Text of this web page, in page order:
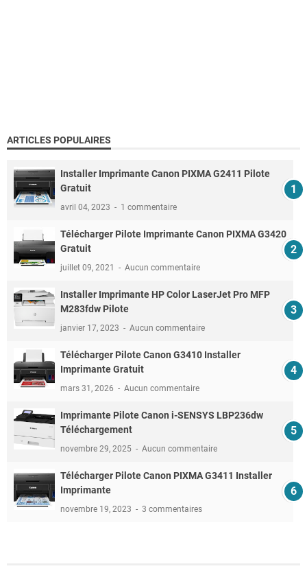
ARTICLES POPULAIRES
Installer Imprimante Canon PIXMA G2411 Pilote
Gratuit
avril 04, 2023 1 commentaire
Télécharger Pilote Imprimante Canon PIXMA G3420
Gratuit
juillet 09, 2021 Aucun commentaire
Installer Imprimante HP Color LaserJet Pro MFP
M283fdw Pilote
janvier 17, 2023 Aucun commentaire
Télécharger Pilote Canon G3410 Installer
Imprimante Gratuit
mars 31, 2026 Aucun commentaire
Imprimante Pilote Canon i-SENSYS LBP236dw
Téléchargement
novembre 29, 2025 Aucun commentaire
Télécharger Pilote Canon PIXMA G3411 Installer
Imprimante
novembre 19, 2023 3 commentaires